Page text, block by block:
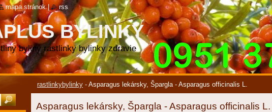
BYLINKY
byliny rastlinky bylinky zdravie
rastlinkybylinky - Asparagus lekársky, Špargla - Asparagus officinalis L.
Asparagus lekársky, Špargla - Asparagus officinalis L.
mapa stránok | rss